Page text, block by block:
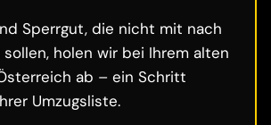
Sperrgut, die nicht mit nach
holen wir bei Ihrem alten
ab – ein Schritt
Umzugsliste.